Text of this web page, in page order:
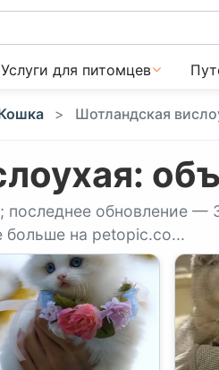
Услуги для питомцев
Шотландская
обновление
больше на petopic.co...